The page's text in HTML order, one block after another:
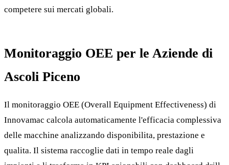
competere sui mercati globali.
Monitoraggio OEE per le Aziende di
Ascoli Piceno
Il monitoraggio OEE (Overall Equipment Effectiveness) di
Innovamac calcola automaticamente l'efficacia complessiva
delle macchine analizzando disponibilita, prestazione e
qualita. Il sistema raccoglie dati in tempo reale dagli